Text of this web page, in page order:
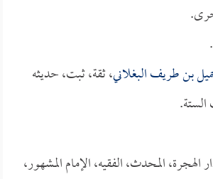
بن طريف البغلاني، ثقة، ثبت، حديثه
الهجرة، المحدث، الفقيه، الإمام المشهور،